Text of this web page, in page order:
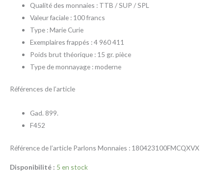
Qualité des monnaies : TTB / SUP / SPL
Valeur faciale : 100 francs
Type : Marie Curie
Exemplaires frappés : 4 960 411
Poids brut théorique : 15 gr. pièce
Type de monnayage : moderne
Références de l’article
Gad. 899.
F452
Référence de l’article Parlons Monnaies : 180423100FMCQXVX
Disponibilité : 5 en stock